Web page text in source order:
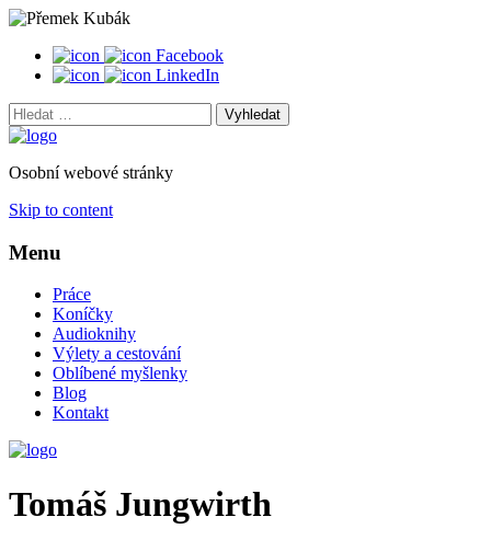
Facebook
LinkedIn
Vyhledat:
Osobní webové stránky
Skip to content
Menu
Práce
Koníčky
Audioknihy
Výlety a cestování
Oblíbené myšlenky
Blog
Kontakt
Tomáš Jungwirth